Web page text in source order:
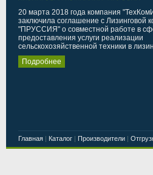
20 марта 2018 года компания
заключила соглашение с Лизинговой
"ПРУССИЯ" о совместной работе в
предоставления услуги реализации
сельскохозяйственной техники в
Подробнее
Главная | Каталог | Производители |